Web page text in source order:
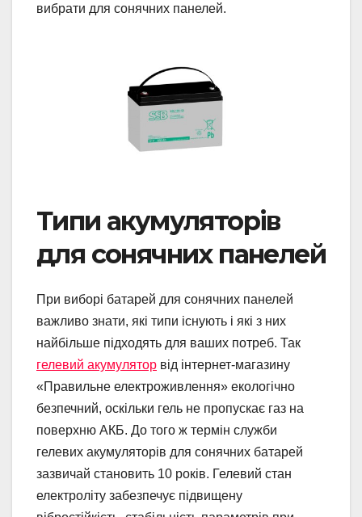
вибрати для сонячних панелей.
Типи акумуляторів
для сонячних панелей
При виборі батарей для сонячних панелей
важливо знати, які типи існують і які з них
найбільше підходять для ваших потреб. Так
гелевий акумулятор від інтернет-магазину
«Правильне електроживлення» екологічно
безпечний, оскільки гель не пропускає газ на
поверхню АКБ. До того ж термін служби
гелевих акумуляторів для сонячних батарей
зазвичай становить 10 років. Гелевий стан
електроліту забезпечує підвищену